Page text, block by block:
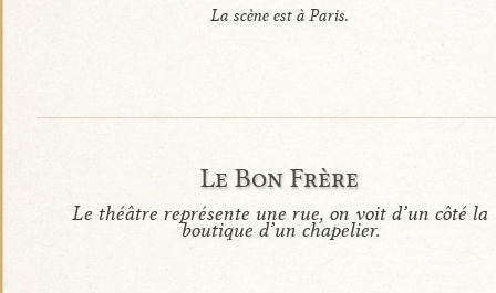
La scène est à Paris.
Le Bon Frère
Le théâtre représente une rue, on voit d’un côté la
boutique d’un chapelier.